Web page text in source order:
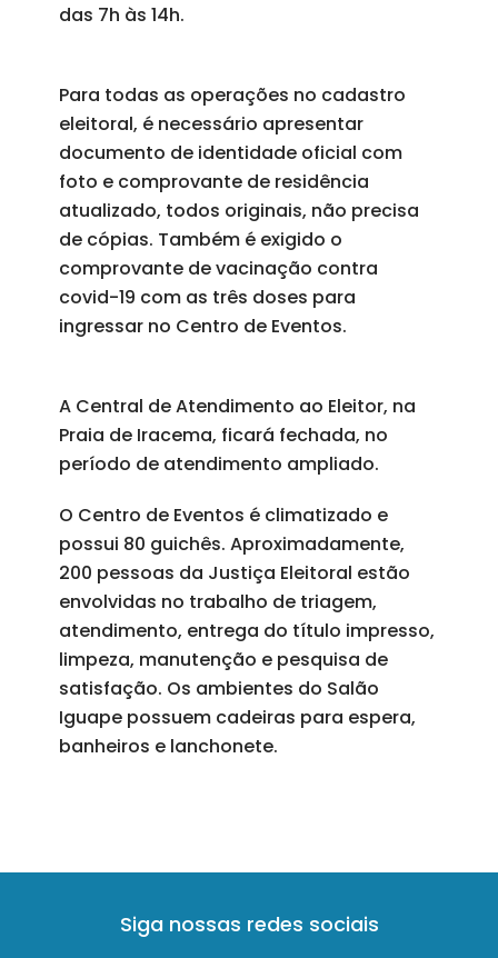
das 7h às 14h.
Para todas as operações no cadastro
eleitoral, é necessário apresentar
documento de identidade oficial com
foto e comprovante de residência
atualizado, todos originais, não precisa
de cópias. Também é exigido o
comprovante de vacinação contra
covid-19 com as três doses para
ingressar no Centro de Eventos.
A Central de Atendimento ao Eleitor, na
Praia de Iracema, ficará fechada, no
período de atendimento ampliado.
O Centro de Eventos é climatizado e
possui 80 guichês. Aproximadamente,
200 pessoas da Justiça Eleitoral estão
envolvidas no trabalho de triagem,
atendimento, entrega do título impresso,
limpeza, manutenção e pesquisa de
satisfação. Os ambientes do Salão
Iguape possuem cadeiras para espera,
banheiros e lanchonete.
Siga nossas redes sociais